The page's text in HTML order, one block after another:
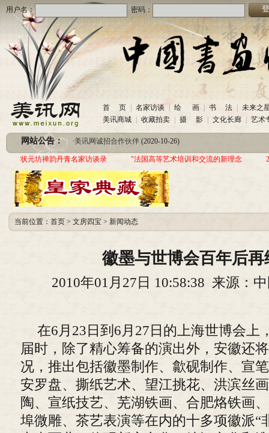
用户名： 密码：
首 页 名家访谈 绘 画 书 法
未来之
美讯商城
收藏拍卖 摄 影 文化长廊 艺术
网站公告：
·美讯网诚招合作伙伴(2020-10-26)
· 中国书画收藏频道服务咨询热线 (2020-06-26)
圆梦助学 爱心传递—中国当代实力派书画家作品交流展暨三年帮助100位贫困儿童行动
·美讯网诚招合作伙伴 (2020-10-26)
·中国书画收藏频道服务咨询热线(2020-06-26)
· 圆梦助学 爱心传递—中国当代实力派书画家作品交流展暨三年帮助100位贫困儿童行动
状元坊禅韵丹青名家访谈录 "法国高等艺术培训和交流的新理念
当前位置： 首页 > 文房四宝 > 新闻动态
徽墨与世博会百年后再
2010年01月27日 10:58:38 来源：
在6月23日到6月27日的上海世博会上
届时，除了精心筹备的演出外，安徽还
况，推出包括徽墨制作、歙砚制作、宣
安罗盘、撕纸艺术、望江挑花、洪滨丝
陶、宣纸技艺、芜湖铁画、合肥烙铁画
埠微雕、茶艺表演等在内的十多项徽派“